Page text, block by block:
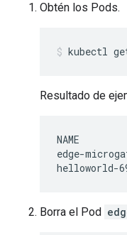
Obtén los Pods.
kubectl
Resultado de
NAME
edge-
Borra el Pod